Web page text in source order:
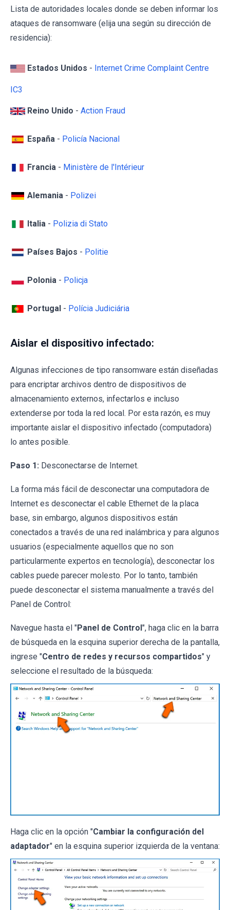
Lista de autoridades locales donde se deben informar los
ataques de ransomware (elija una según su dirección de
residencia):
Estados Unidos - Internet Crime Complaint Centre
IC3
Reino Unido - Action Fraud
España - Policía Nacional
Francia - Ministère de l'Intérieur
Alemania - Polizei
Italia - Polizia di Stato
Países Bajos - Politie
Polonia - Policja
Portugal - Polícia Judiciária
Aislar el dispositivo infectado:
Algunas infecciones de tipo ransomware están diseñadas
para encriptar archivos dentro de dispositivos de
almacenamiento externos, infectarlos e incluso
extenderse por toda la red local. Por esta razón, es muy
importante aislar el dispositivo infectado (computadora)
lo antes posible.
Paso 1: Desconectarse de Internet.
La forma más fácil de desconectar una computadora de
Internet es desconectar el cable Ethernet de la placa
base, sin embargo, algunos dispositivos están
conectados a través de una red inalámbrica y para algunos
usuarios (especialmente aquellos que no son
particularmente expertos en tecnología), desconectar los
cables puede parecer molesto. Por lo tanto, también
puede desconectar el sistema manualmente a través del
Panel de Control:
Navegue hasta el "Panel de Control", haga clic en la barra
de búsqueda en la esquina superior derecha de la pantalla,
ingrese "Centro de redes y recursos compartidos" y
seleccione el resultado de la búsqueda:
Haga clic en la opción "Cambiar la configuración del
adaptador" en la esquina superior izquierda de la ventana: